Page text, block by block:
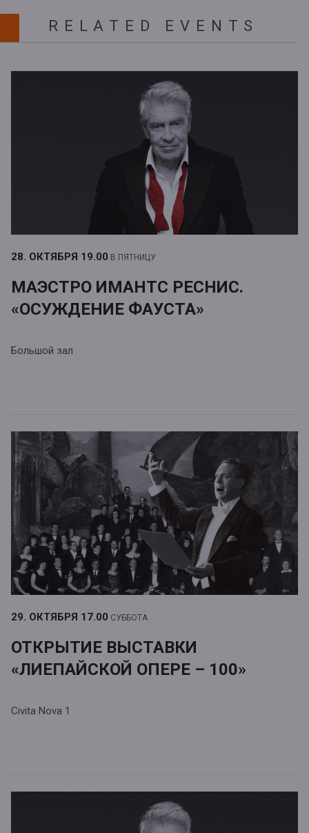
RELATED EVENTS
28. ОКТЯБРЯ 19.00 В ПЯТНИЦУ
МАЭСТРО ИМАНТС РЕСНИС.
«ОСУЖДЕНИЕ ФАУСТА»
Большой зал
29. ОКТЯБРЯ 17.00 СУББОТА
ОТКРЫТИЕ ВЫСТАВКИ
«ЛИЕПАЙСКОЙ ОПЕРЕ – 100»
Civita Nova 1